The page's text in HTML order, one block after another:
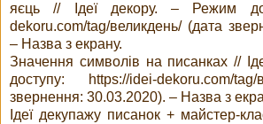
яєць // Ідеї декору. – Режим
dekoru.com/tag/великдень/ (дата
– Назва з екрану.
Значення символів на писанках //
доступу: https://idei-dekoru.com/
звернення: 30.03.2020). – Назва з
Ідеї декупажу писанок + майстер-